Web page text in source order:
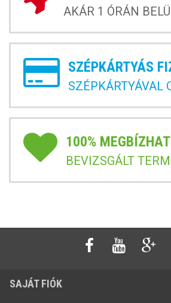
AKÁR 1 ÓRÁN
SZÉPKÁRTYÁS
SZÉPKÁRTYÁVAL
100%
BEVIZSGÁLT
SAJÁT FIÓK